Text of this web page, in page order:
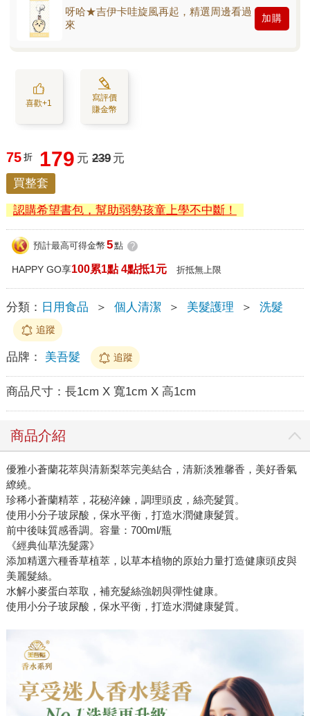
呀哈★吉伊卡哇旋風再起，精選周邊看過
來
加購
喜歡+1
寫評價
賺金幣
75 折 179 元 239 元
買整套
認購希望書包，幫助弱勢孩童上學不中斷！
預計最高可得金幣 5點 ?
HAPPY GO享100累1點 4點抵1元 折抵無上限
分類： 日用食品 ＞ 個人清潔 ＞ 美髮護理 ＞ 洗髮
追蹤
品牌： 美吾髮 追蹤
商品尺寸： 長1cm X 寬1cm X 高1cm
商品介紹
優雅小蒼蘭花萃與清新梨萃完美結合，清新淡雅馨香，美好香氣
繚繞。
珍稀小蒼蘭精萃，花秘淬鍊，調理頭皮，絲亮髮質。
使用小分子玻尿酸，保水平衡，打造水潤健康髮質。
前中後味質感香調。容量：700ml/瓶
《經典仙草洗髮露》
添加精選六種香草植萃，以草本植物的原始力量打造健康頭皮與
美麗髮絲。
水解小麥蛋白萃取，補充髮絲強韌與彈性健康。
使用小分子玻尿酸，保水平衡，打造水潤健康髮質。